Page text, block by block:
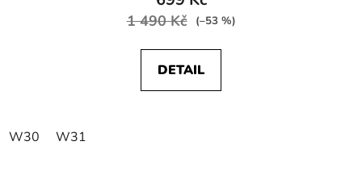
1 490 Kč (–53 %)
DETAIL
W30 W31